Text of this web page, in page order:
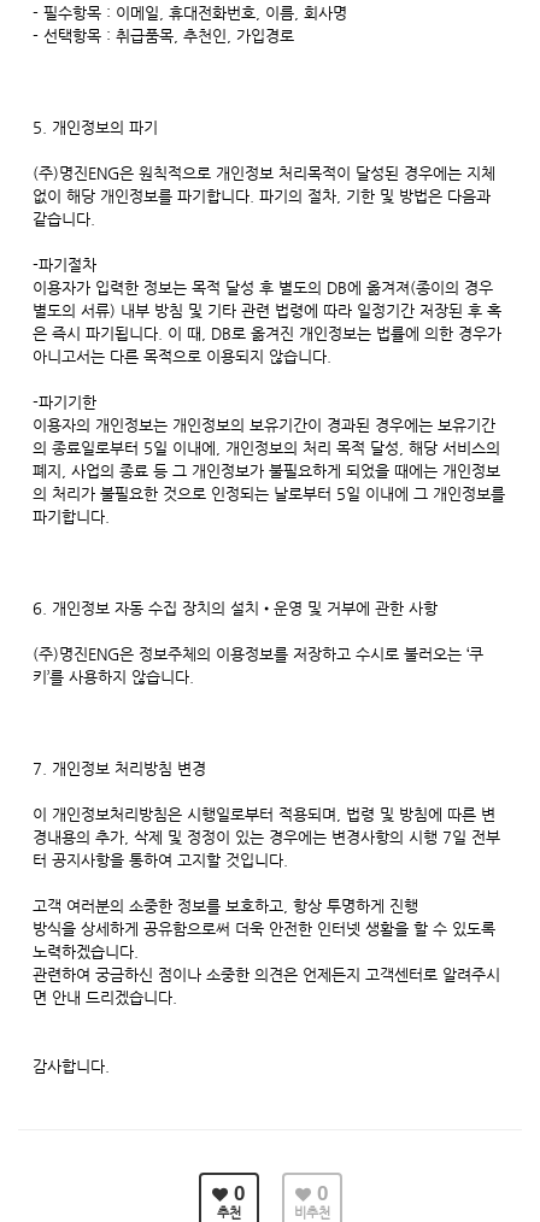
- 필수항목 : 이메일, 휴대전화번호, 이름, 회사명
- 선택항목 : 취급품목, 추천인, 가입경로
5. 개인정보의 파기
(주)명진ENG은 원칙적으로 개인정보 처리목적이 달성된 경우에는 지체
없이 해당 개인정보를 파기합니다. 파기의 절차, 기한 및 방법은 다음과
같습니다.
-파기절차
이용자가 입력한 정보는 목적 달성 후 별도의 DB에 옮겨져(종이의 경우
별도의 서류) 내부 방침 및 기타 관련 법령에 따라 일정기간 저장된 후 혹
은 즉시 파기됩니다. 이 때, DB로 옮겨진 개인정보는 법률에 의한 경우가
아니고서는 다른 목적으로 이용되지 않습니다.
-파기기한
이용자의 개인정보는 개인정보의 보유기간이 경과된 경우에는 보유기간
의 종료일로부터 5일 이내에, 개인정보의 처리 목적 달성, 해당 서비스의
폐지, 사업의 종료 등 그 개인정보가 불필요하게 되었을 때에는 개인정보
의 처리가 불필요한 것으로 인정되는 날로부터 5일 이내에 그 개인정보를
파기합니다.
6. 개인정보 자동 수집 장치의 설치•운영 및 거부에 관한 사항
(주)명진ENG은 정보주체의 이용정보를 저장하고 수시로 불러오는 ‘쿠
키’를 사용하지 않습니다.
7. 개인정보 처리방침 변경
이 개인정보처리방침은 시행일로부터 적용되며, 법령 및 방침에 따른 변
경내용의 추가, 삭제 및 정정이 있는 경우에는 변경사항의 시행 7일 전부
터 공지사항을 통하여 고지할 것입니다.
고객 여러분의 소중한 정보를 보호하고, 항상 투명하게 진행
방식을 상세하게 공유함으로써 더욱 안전한 인터넷 생활을 할 수 있도록
노력하겠습니다.
관련하여 궁금하신 점이나 소중한 의견은 언제든지 고객센터로 알려주시
면 안내 드리겠습니다.
감사합니다.
0
추천
0
비추천